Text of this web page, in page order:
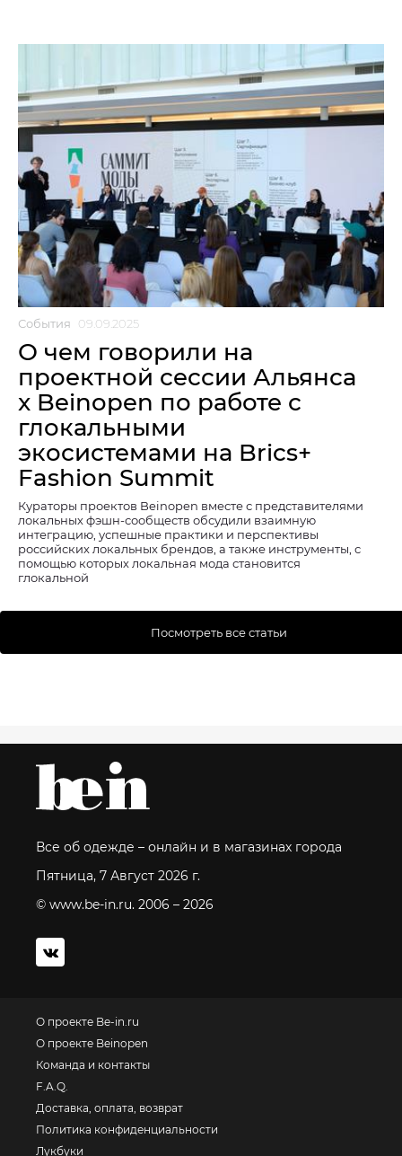
События 09.09.2025
О чем говорили на
проектной сессии Альянса
x Beinopen по работе с
глокальными
экосистемами на Brics+
Fashion Summit
Кураторы проектов Beinopen вместе с представителями
локальных фэшн-сообществ обсудили взаимную
интеграцию, успешные практики и перспективы
российских локальных брендов, а также инструменты, с
помощью которых локальная мода становится
глокальной
Посмотреть все статьи
Все об одежде – онлайн и в магазинах города
Пятница, 7 Август 2026 г.
© www.be-in.ru. 2006 – 2026
О проекте Be-in.ru
О проекте Beinopen
Команда и контакты
F.A.Q.
Доставка, оплата, возврат
Политика конфиденциальности
Лукбуки